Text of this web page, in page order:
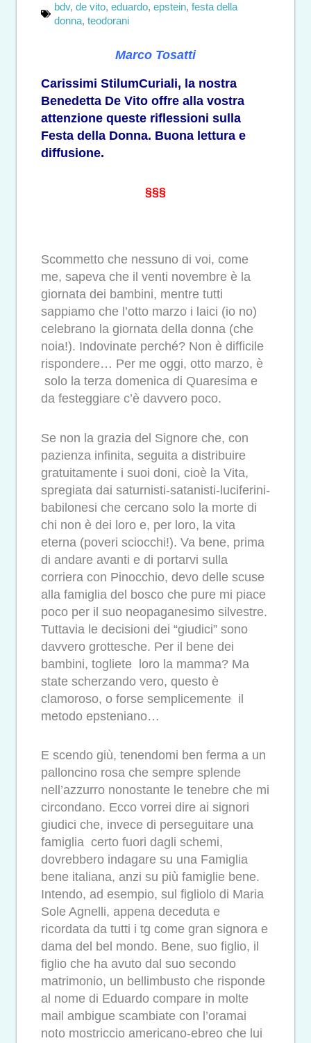
bdv, de vito, eduardo, epstein, festa della
donna, teodorani
Marco Tosatti
Carissimi StilumCuriali, la nostra
Benedetta De Vito offre alla vostra
attenzione queste riflessioni sulla
Festa della Donna. Buona lettura e
diffusione.
§§§
Scommetto che nessuno di voi, come
me, sapeva che il venti novembre è la
giornata dei bambini, mentre tutti
sappiamo che l’otto marzo i laici (io no)
celebrano la giornata della donna (che
noia!). Indovinate perché? Non è difficile
rispondere… Per me oggi, otto marzo, è
solo la terza domenica di Quaresima e
da festeggiare c’è davvero poco.
Se non la grazia del Signore che, con
pazienza infinita, seguita a distribuire
gratuitamente i suoi doni, cioè la Vita,
spregiata dai saturnisti-satanisti-luciferini-
babilonesi che cercano solo la morte di
chi non è dei loro e, per loro, la vita
eterna (poveri sciocchi!). Va bene, prima
di andare avanti e di portarvi sulla
corriera con Pinocchio, devo delle scuse
alla famiglia del bosco che pure mi piace
poco per il suo neopaganesimo silvestre.
Tuttavia le decisioni dei “giudici” sono
davvero grottesche. Per il bene dei
bambini, togliete loro la mamma? Ma
state scherzando vero, questo è
clamoroso, o forse semplicemente il
metodo epsteniano…
E scendo giù, tenendomi ben ferma a un
palloncino rosa che sempre splende
nell’azzurro nonostante le tenebre che mi
circondano. Ecco vorrei dire ai signori
giudici che, invece di perseguitare una
famiglia certo fuori dagli schemi,
dovrebbero indagare su una Famiglia
bene italiana, anzi su più famiglie bene.
Intendo, ad esempio, sul figliolo di Maria
Sole Agnelli, appena deceduta e
ricordata da tutti i tg come gran signora e
dama del bel mondo. Bene, suo figlio, il
figlio che ha avuto dal suo secondo
matrimonio, un bellimbusto che risponde
al nome di Eduardo compare in molte
mail ambigue scambiate con l’oramai
noto mostriccio americano-ebreo che lui